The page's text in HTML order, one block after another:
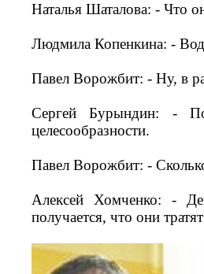
Наталья Шаталова: - Что
Людмила Копенкина: -
Павел Ворожбит: - Ну, в
Сергей Бурындин: -
целесообразности.
Павел Ворожбит: -
Алексей Хомченко: -
получается, что они